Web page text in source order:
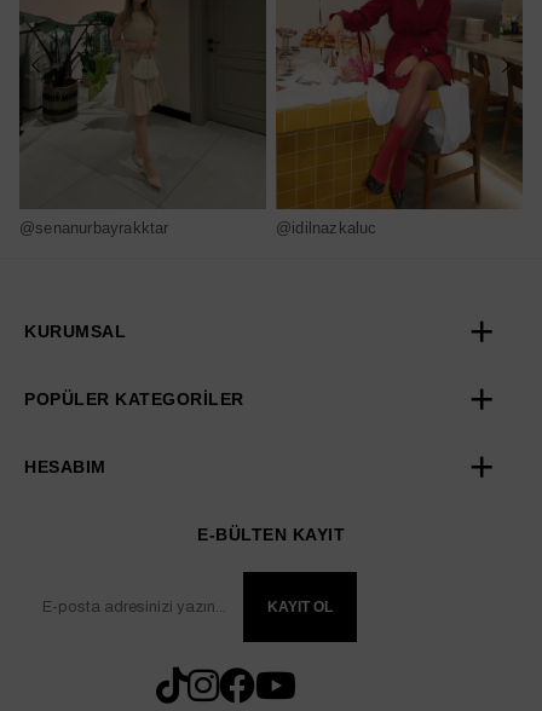
@senanurbayrakktar @idilnazkaluc
KURUMSAL
POPÜLER KATEGORİLER
HESABIM
E-BÜLTEN KAYIT
KAYIT OL